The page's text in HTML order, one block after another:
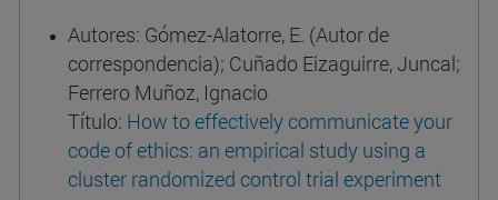
Autores: Gómez-Alatorre, E. (Autor de
correspondencia); Cuñado Eizaguirre, Juncal;
Ferrero Muñoz, Ignacio
Título: How to effectively communicate your
code of ethics: an empirical study using a
cluster randomized control trial experiment